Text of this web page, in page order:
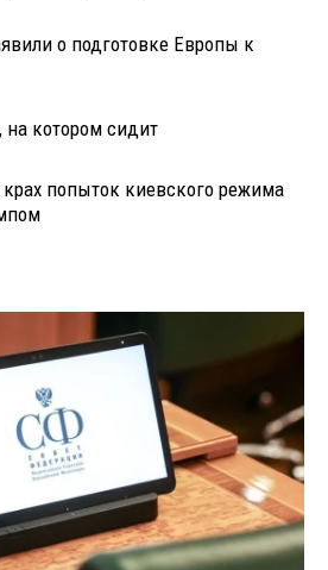
о подготовке Европы к
на котором сидит
попыток киевского режима